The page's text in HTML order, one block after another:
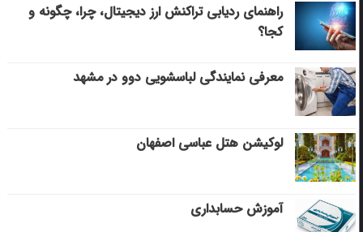
راهنمای ردیابی تراکنش ارز دیجیتال، چرا، چگونه و
کجا؟
معرفی نمایندگی لباسشویی دوو در مشهد
لوکیشن هتل عباسی اصفهان
آموزش حسابداری